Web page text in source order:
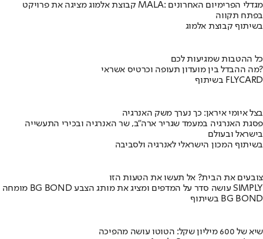
קבוצת אלמוג מציגה את פרויקט MALA: מגדלי הפרימיום האחרונים
בפתח תקווה
בשיתוף קבוצת אלמוג
כל ההטבות שמגיעות לכם
מה ההבדל בין מועדון תעופה וכרטיס אשראי?
בשיתוף FLYCARD
בצל איומי איראן: כך נערך משק האנרגיה
פסגת האנרגיה במעמד שגריר ארה"ב, שר האנרגיה ובכירי התעשייה
בישראל ובעולם
בשיתוף המכון הישראלי לאנרגיה ולסביבה
צובעים את הבית? אל תעשו את הטעות הזו
מומחה BG BOND עושה סדר על המדפים ומציג את מותג הצבע SIMPLY
בשיתוף BG BOND
שיא של 600 מיליון שקל: הטוטו עושה מהפיכה